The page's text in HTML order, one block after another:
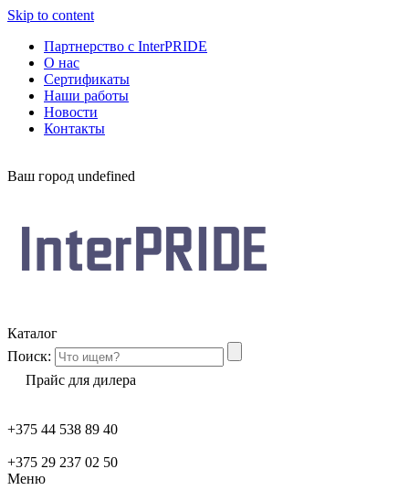
Skip to content
Партнерство с InterPRIDE
О нас
Сертификаты
Наши работы
Новости
Контакты
Ваш город undefined
Каталог
Поиск:
Прайс для дилера
+375 44 538 89 40
+375 29 237 02 50
Меню